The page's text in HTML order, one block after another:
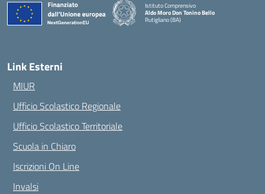
Istituto Comprensivo
Aldo Moro Don Tonino Bello
Rutigliano (BA)
— Visita la pagina iniziale della scuola
Link Esterni
MIUR
Ufficio Scolastico Regionale
Ufficio Scolastico Territoriale
Scuola in Chiaro
Iscrizioni On Line
Invalsi